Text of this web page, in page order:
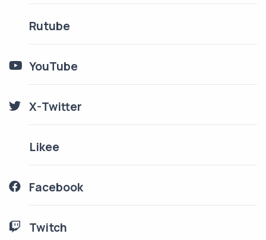
Rutube
YouTube
X-Twitter
Likee
Facebook
Twitch